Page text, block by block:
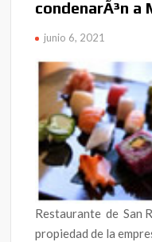
condenarÃ³n a
junio 6, 2021
Restaurante de San
propiedad de la